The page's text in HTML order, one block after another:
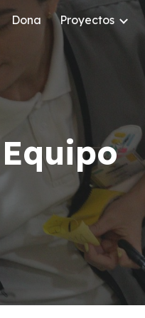
Dona Proyectos
Equipo